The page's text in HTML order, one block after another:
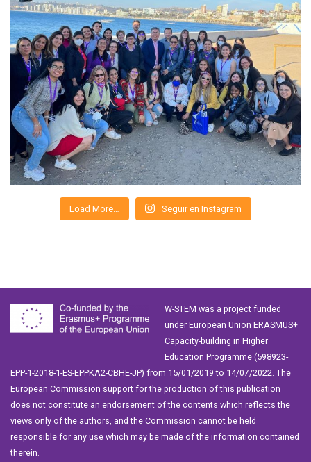
Load More… Seguir en Instagram
W-STEM was a project funded
under European Union ERASMUS+
Capacity-building in Higher
Education Programme (598923-
EPP-1-2018-1-ES-EPPKA2-CBHE-JP) from 15/01/2019 to 14/07/2022. The
European Commission support for the production of this publication
does not constitute an endorsement of the contents which reflects the
views only of the authors, and the Commission cannot be held
responsible for any use which may be made of the information contained
therein.